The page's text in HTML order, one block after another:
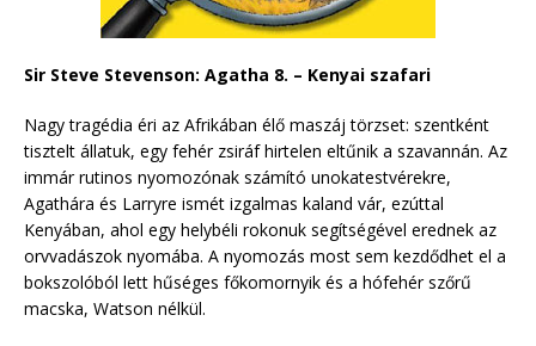
Sir Steve Stevenson: Agatha 8. – Kenyai szafari
Nagy tragédia éri az Afrikában élő maszáj törzset: szentként
tisztelt állatuk, egy fehér zsiráf hirtelen eltűnik a szavannán. Az
immár rutinos nyomozónak számító unokatestvérekre,
Agathára és Larryre ismét izgalmas kaland vár, ezúttal
Kenyában, ahol egy helybéli rokonuk segítségével erednek az
orvvadászok nyomába. A nyomozás most sem kezdődhet el a
bokszolóból lett hűséges főkomornyik és a hófehér szőrű
macska, Watson nélkül.